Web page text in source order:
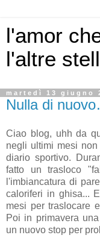
l'amor
l'altre
martedì 13 giugno
Nulla di
Ciao blog, uhh da
negli ultimi mesi
diario sportivo.
fatto un trasloco
l'imbiancatura di
caloriferi in ghisa...
mesi per traslocare
Poi in primavera
un nuovo stop per